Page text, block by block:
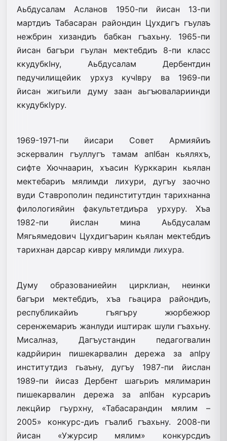
Аьбдусалам Асланов 1950-пи йисан 13-пи
мартдиъ Табасаран райондин Цухдигъ гъулаъ
нежбрин хизандиъ бабкан гъахьну. 1965-пи
йисан багъри гъулан мектебдиъ 8-пи класс
ккудубкIну, Аьбдусалам Дербентдин
педучилищейик урхуз кучIвру ва 1969-пи
йисан жигьили думу заан аьгъювалариинди
ккудубкIуру.
1969-1971-пи йисари Совет Армияйиъ
эскервалин гъуллугъ тамам апIбан кьяляхъ,
сифте Хючнаарин, хъасин Курккарин кьялан
мектебариъ мялимди лихури, дугъу заочно
вуди Ставрополин пединститутдин тарихнанна
филологияйин факультетдиъра урхуру. Хъа
1982-пи йислан мина Аьбдусалам
Мягьямедович Цухдигъарин кьялан мектебдиъ
тарихнан дарсар кивру мялимди лихура.
Думу образованиейин цирклиан, неинки
багъри мектебдиъ, хъа гьацира райондиъ,
республикайиъ гъягъру жюрбежюр
серенжемариъ жанлуди иштирак шули гъахьну.
Мисалназ, Дагъустандин педагогвалин
кадрйирин пишекарвалин дережа за апIру
институтдиз гьаъну, дугъу 1987-пи йислан
1989-пи йисаз Дербент шагьриъ мялимарин
пишекарвалин дережа за апIбан курсариъ
лекцйир гъурхну, «Табасарандин мялим –
2005» конкурс-диъ гъалиб гъахьну. 2008-пи
йисан «Ужурсир мялим» конкурсдиъ